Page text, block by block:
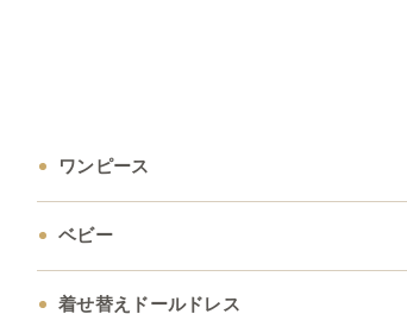
ワンピース
ベビー
着せ替えドールドレス